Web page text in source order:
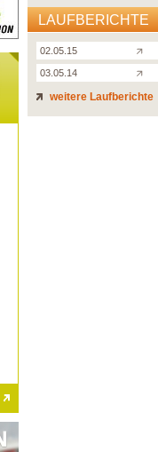
LAUFBERICHTE
02.05.15
03.05.14
weitere Laufberichte